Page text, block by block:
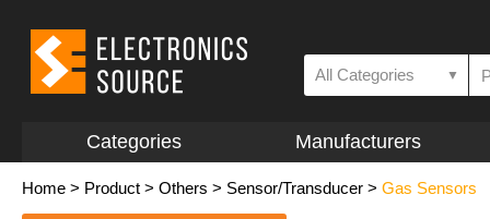
All Categories ▼
Categories Manufacturers
Home > Product > Others > Sensor/Transducer > Gas Sensors